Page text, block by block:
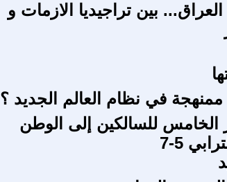
بين تراجيديا الازمات و
في نظام العالم الجديد ؟
الخامس للسالكين إلى الوطن
5-7